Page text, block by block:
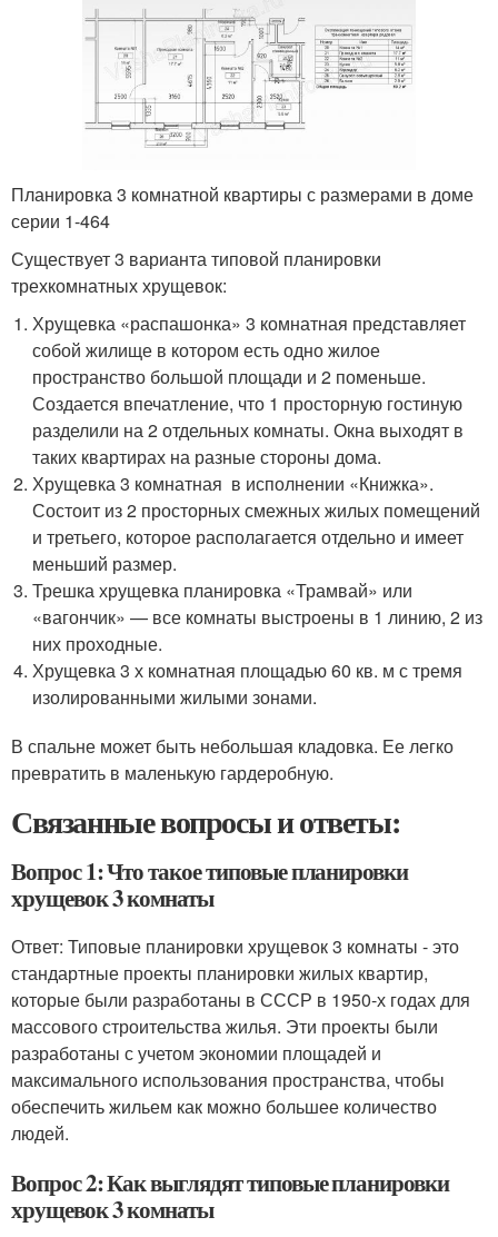
Планировка 3 комнатной квартиры с размерами в доме
серии 1-464
Существует 3 варианта типовой планировки
трехкомнатных хрущевок:
Хрущевка «распашонка» 3 комнатная представляет
собой жилище в котором есть одно жилое
пространство большой площади и 2 поменьше.
Создается впечатление, что 1 просторную гостиную
разделили на 2 отдельных комнаты. Окна выходят в
таких квартирах на разные стороны дома.
Хрущевка 3 комнатная в исполнении «Книжка».
Состоит из 2 просторных смежных жилых помещений
и третьего, которое располагается отдельно и имеет
меньший размер.
Трешка хрущевка планировка «Трамвай» или
«вагончик» — все комнаты выстроены в 1 линию, 2 из
них проходные.
Хрущевка 3 х комнатная площадью 60 кв. м с тремя
изолированными жилыми зонами.
В спальне может быть небольшая кладовка. Ее легко
превратить в маленькую гардеробную.
Связанные вопросы и ответы:
Вопрос 1: Что такое типовые планировки
хрущевок 3 комнаты
Ответ: Типовые планировки хрущевок 3 комнаты - это
стандартные проекты планировки жилых квартир,
которые были разработаны в СССР в 1950-х годах для
массового строительства жилья. Эти проекты были
разработаны с учетом экономии площадей и
максимального использования пространства, чтобы
обеспечить жильем как можно большее количество
людей.
Вопрос 2: Как выглядят типовые планировки
хрущевок 3 комнаты